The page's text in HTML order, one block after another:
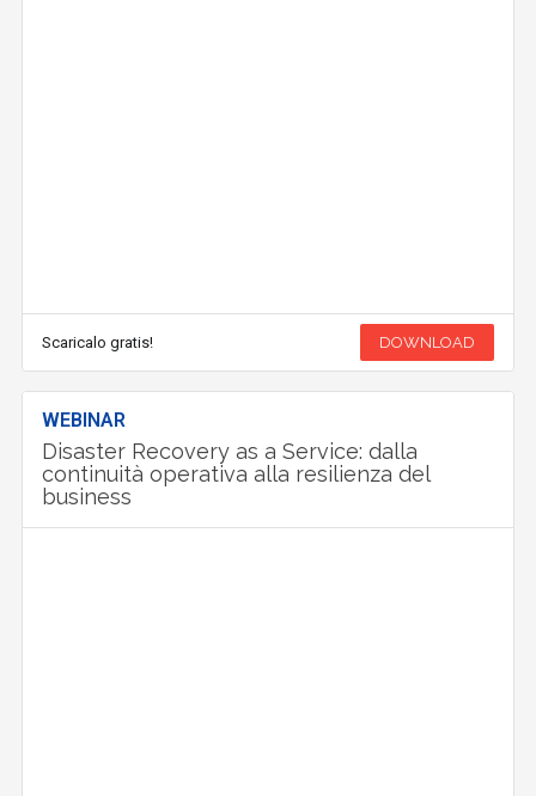
Scaricalo gratis! DOWNLOAD
WEBINAR
Disaster Recovery as a Service: dalla
continuità operativa alla resilienza del
business